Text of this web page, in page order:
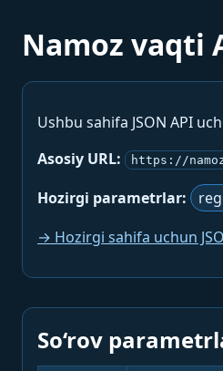
Namoz vaqti
Ushbu sahifa JSON API
Asosiy URL:
https://
Hozirgi parametrlar:
→ Hozirgi sahifa uchun
So‘rov